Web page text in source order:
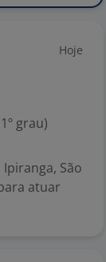
Hoje
grau)
Ipiranga, São
atuar